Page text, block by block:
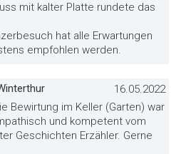
mit kalter Platte rundete das
hat alle Erwartungen
empfohlen werden.
16.05.2022
Bewirtung im Keller (Garten) war
und kompetent vom
Geschichten Erzähler. Gerne